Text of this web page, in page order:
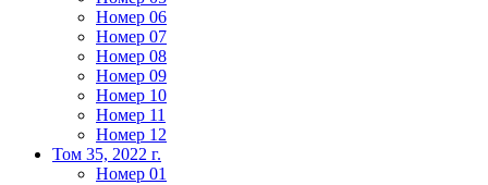
Номер 06
Номер 07
Номер 08
Номер 09
Номер 10
Номер 11
Номер 12
Том 35, 2022 г.
Номер 01